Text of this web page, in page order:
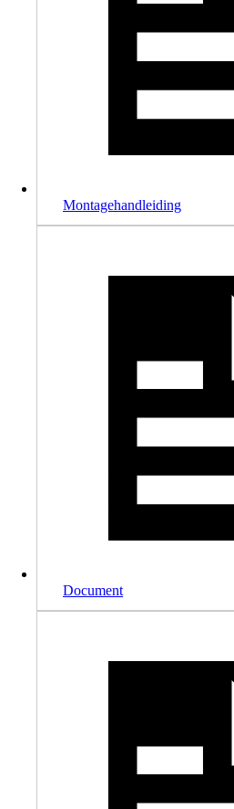
Montagehandleiding
Document